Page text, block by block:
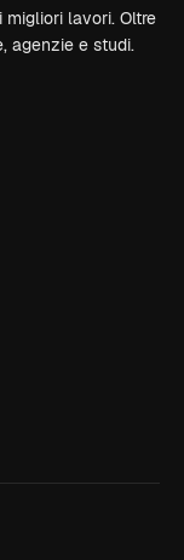
lavori. Oltre
agenzie e studi.